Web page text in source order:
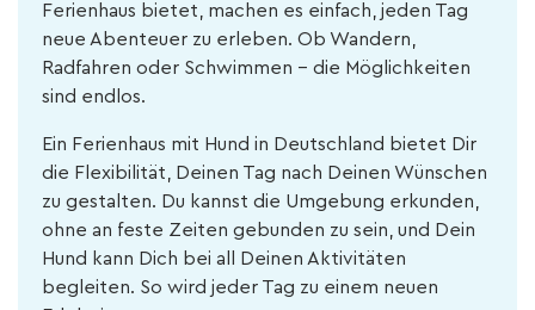
Ferienhaus bietet, machen es einfach, jeden Tag
neue Abenteuer zu erleben. Ob Wandern,
Radfahren oder Schwimmen – die Möglichkeiten
sind endlos.
Ein Ferienhaus mit Hund in Deutschland bietet Dir
die Flexibilität, Deinen Tag nach Deinen Wünschen
zu gestalten. Du kannst die Umgebung erkunden,
ohne an feste Zeiten gebunden zu sein, und Dein
Hund kann Dich bei all Deinen Aktivitäten
begleiten. So wird jeder Tag zu einem neuen